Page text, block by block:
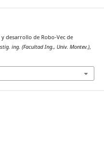
y desarrollo de Robo-Vec de
ing. (Facultad Ing., Univ. Montev.),